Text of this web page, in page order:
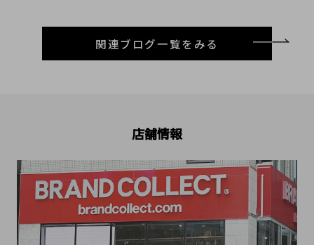
関連ブログ一覧をみる
店舗情報